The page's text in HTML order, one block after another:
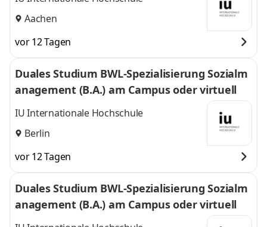
Aachen
vor 12 Tagen
Duales Studium BWL-Spezialisierung Sozialm
anagement (B.A.) am Campus oder virtuell
IU Internationale Hochschule
Berlin
vor 12 Tagen
Duales Studium BWL-Spezialisierung Sozialm
anagement (B.A.) am Campus oder virtuell